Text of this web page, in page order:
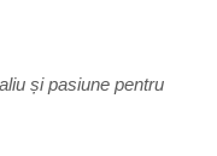
și pasiune pentru